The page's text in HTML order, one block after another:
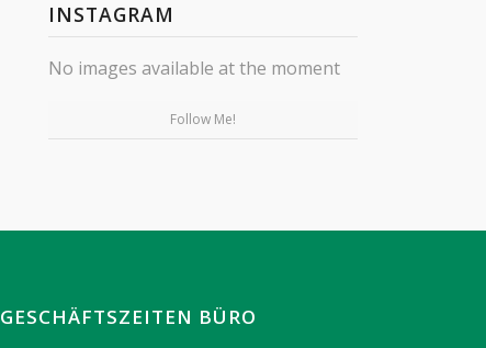
INSTAGRAM
No images available at the moment
Follow Me!
GESCHÄFTSZEITEN BÜRO